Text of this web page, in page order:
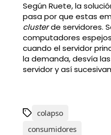
Según Ruete, la
pasa por que estas
clusterde servidores.
computadores
cuando el servidor
la demanda, desvía
servidor y así
colapso
consumidores